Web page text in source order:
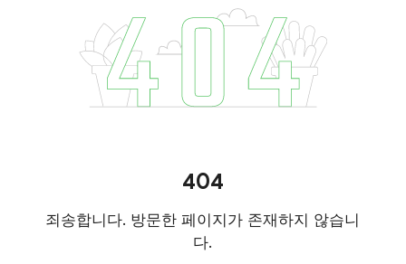
404
죄송합니다. 방문한 페이지가 존재하지 않습니
다.